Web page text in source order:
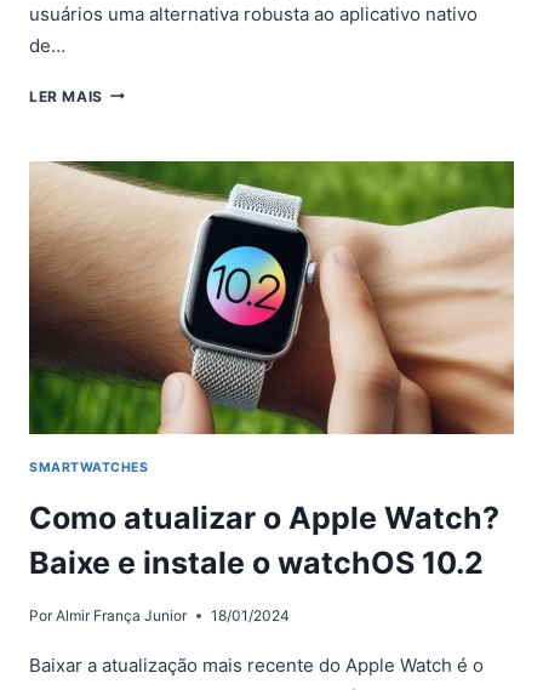
usuários uma alternativa robusta ao aplicativo nativo
de…
LER MAISCOMO
GOOGLE
MAPS
NO
APPLE
WATCH
SMARTWATCHES
Como atualizar o Apple Watch?
Baixe e instale o watchOS 10.2
Por Almir França Junior 18/01/2024
Baixar a atualização mais recente do Apple Watch é o